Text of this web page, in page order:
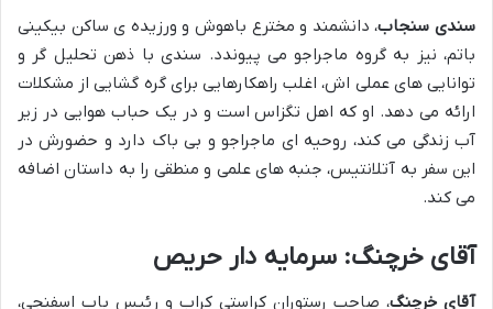
سندی سنجاب، دانشمند و مخترع باهوش و ورزیده ی ساکن بیکینی
باتم، نیز به گروه ماجراجو می پیوندد. سندی با ذهن تحلیل گر و
توانایی های عملی اش، اغلب راهکارهایی برای گره گشایی از مشکلات
ارائه می دهد. او که اهل تگزاس است و در یک حباب هوایی در زیر
آب زندگی می کند، روحیه ای ماجراجو و بی باک دارد و حضورش در
این سفر به آتلانتیس، جنبه های علمی و منطقی را به داستان اضافه
می کند.
آقای خرچنگ: سرمایه دار حریص
آقای خرچنگ، صاحب رستوران کراستی کراب و رئیس باب اسفنجی،